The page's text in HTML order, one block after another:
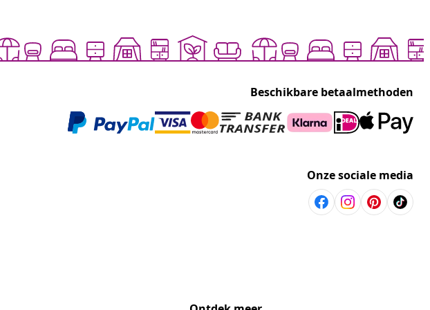
Beschikbare betaalmethoden
Onze sociale media